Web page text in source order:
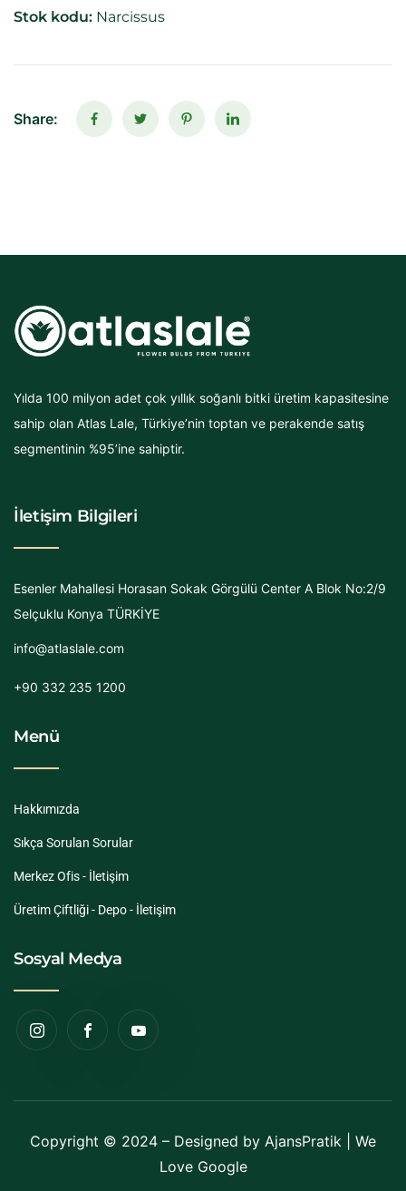
Stok kodu: Narcissus
Share:
Yılda 100 milyon adet çok yıllık soğanlı bitki üretim kapasitesine
sahip olan Atlas Lale, Türkiye’nin toptan ve perakende satış
segmentinin %95’ine sahiptir.
İletişim Bilgileri
Esenler Mahallesi Horasan Sokak Görgülü Center A Blok No:2/9
Selçuklu Konya TÜRKİYE
info@atlaslale.com
+90 332 235 1200
Menü
Hakkımızda
Sıkça Sorulan Sorular
Merkez Ofis - İletişim
Üretim Çiftliği - Depo - İletişim
Sosyal Medya
Copyright © 2024 – Designed by AjansPratik | We
Love Google